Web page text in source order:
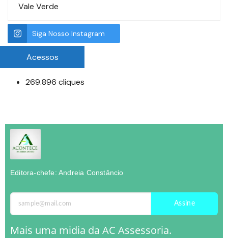
Vale Verde
Siga Nosso Instagram
Acessos
269.896 cliques
Editora-chefe: Andreia Constâncio
Assine
Mais uma midia da AC Assessoria.